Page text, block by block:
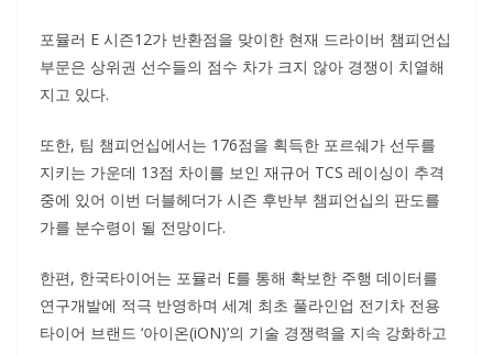
포뮬러 E 시즌12가 반환점을 맞이한 현재 드라이버 챔피언십
부문은 상위권 선수들의 점수 차가 크지 않아 경쟁이 치열해
지고 있다.
또한, 팀 챔피언십에서는 176점을 획득한 포르쉐가 선두를
지키는 가운데 13점 차이를 보인 재규어 TCS 레이싱이 추격
중에 있어 이번 더블헤더가 시즌 후반부 챔피언십의 판도를
가를 분수령이 될 전망이다.
한편, 한국타이어는 포뮬러 E를 통해 확보한 주행 데이터를
연구개발에 적극 반영하며 세계 최초 풀라인업 전기차 전용
타이어 브랜드 ‘아이온(iON)’의 기술 경쟁력을 지속 강화하고